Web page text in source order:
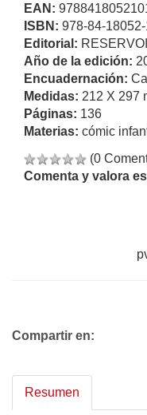
EAN:
ISBN: 978-84-
Editorial:
Año de la edición:
Encuadernación:
Medidas: 212 X 297
Páginas: 136
Materias: cómic
(0
Comenta y valora
Compartir en:
Resumen